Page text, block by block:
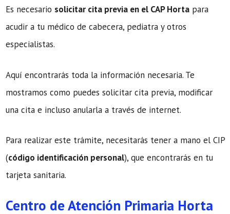
Es necesario solicitar cita previa en el CAP Horta para
acudir a tu médico de cabecera, pediatra y otros
especialistas.
Aquí encontrarás toda la información necesaria. Te
mostramos como puedes solicitar cita previa, modificar
una cita e incluso anularla a través de internet.
Para realizar este trámite, necesitarás tener a mano el CIP
(código identificación personal), que encontrarás en tu
tarjeta sanitaria.
Centro de Atención Primaria Horta